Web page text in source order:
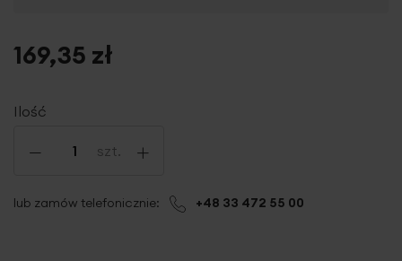
169,35 zł
Ilość
- szt. +
lub zamów telefonicznie: +48 33 472 55 00